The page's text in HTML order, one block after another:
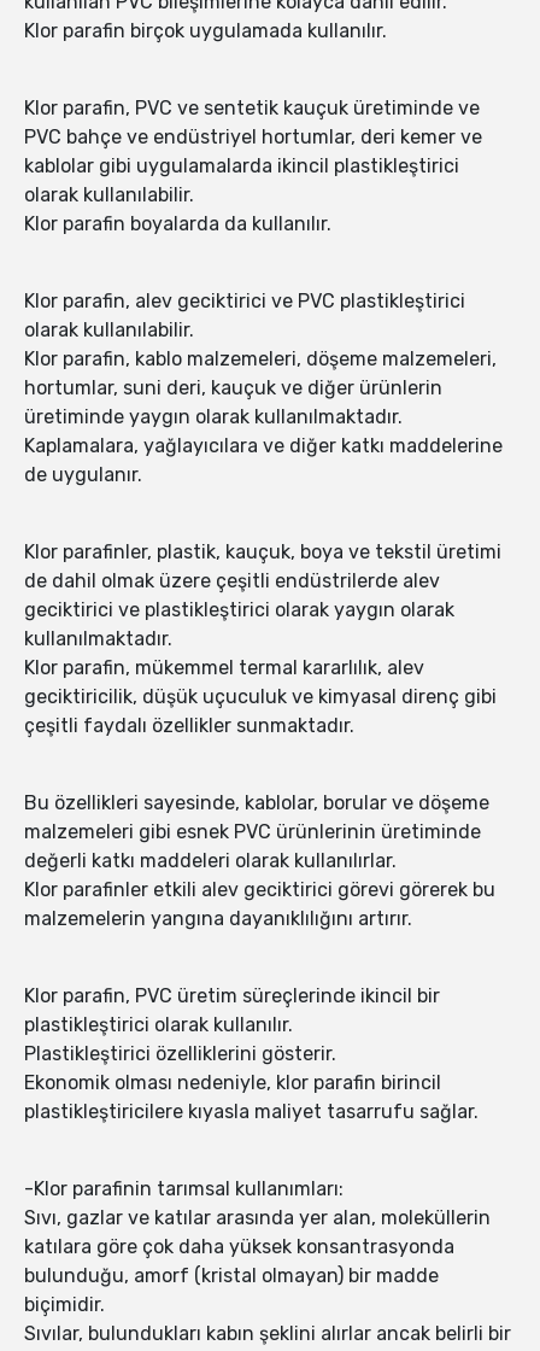
Klor parafin birçok uygulamada kullanılır.
Klor parafin, PVC ve sentetik kauçuk üretiminde ve
PVC bahçe ve endüstriyel hortumlar, deri kemer ve
kablolar gibi uygulamalarda ikincil plastikleştirici
olarak kullanılabilir.
Klor parafin boyalarda da kullanılır.
Klor parafin, alev geciktirici ve PVC plastikleştirici
olarak kullanılabilir.
Klor parafin, kablo malzemeleri, döşeme malzemeleri,
hortumlar, suni deri, kauçuk ve diğer ürünlerin
üretiminde yaygın olarak kullanılmaktadır.
Kaplamalara, yağlayıcılara ve diğer katkı maddelerine
de uygulanır.
Klor parafinler, plastik, kauçuk, boya ve tekstil üretimi
de dahil olmak üzere çeşitli endüstrilerde alev
geciktirici ve plastikleştirici olarak yaygın olarak
kullanılmaktadır.
Klor parafin, mükemmel termal kararlılık, alev
geciktiricilik, düşük uçuculuk ve kimyasal direnç gibi
çeşitli faydalı özellikler sunmaktadır.
Bu özellikleri sayesinde, kablolar, borular ve döşeme
malzemeleri gibi esnek PVC ürünlerinin üretiminde
değerli katkı maddeleri olarak kullanılırlar.
Klor parafinler etkili alev geciktirici görevi görerek bu
malzemelerin yangına dayanıklılığını artırır.
Klor parafin, PVC üretim süreçlerinde ikincil bir
plastikleştirici olarak kullanılır.
Plastikleştirici özelliklerini gösterir.
Ekonomik olması nedeniyle, klor parafin birincil
plastikleştiricilere kıyasla maliyet tasarrufu sağlar.
-Klor parafinin tarımsal kullanımları:
Sıvı, gazlar ve katılar arasında yer alan, moleküllerin
katılara göre çok daha yüksek konsantrasyonda
bulunduğu, amorf (kristal olmayan) bir madde
biçimidir.
Sıvılar, bulundukları kabın şeklini alırlar ancak belirli bir